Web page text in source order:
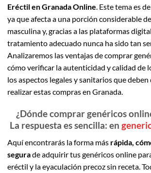
Eréctil en Granada Online. Este tema es
ya que afecta a una porción considerable
masculina y, gracias a las plataformas
tratamiento adecuado nunca ha sido tan
Analizaremos las ventajas de comprar
cómo verificar la autenticidad y calidad de
los aspectos legales y sanitarios que deben
realizar estas compras en Granada.
¿Dónde comprar genéricos
La respuesta es sencilla: en
Aquí encontrarás la forma más rápida,
segurade adquirir tus genéricos online
eréctil y la eyaculación precoz sin receta.